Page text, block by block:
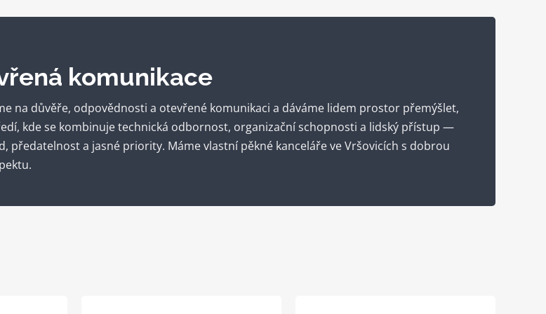
komunikace
na důvěře, odpovědnosti a otevřené komunikaci a dáváme lidem prostor přemýšlet,
kde se kombinuje technická odbornost, organizační schopnosti a lidský přístup —
předatelnost a jasné priority. Máme vlastní pěkné kanceláře ve Vršovicích s dobrou